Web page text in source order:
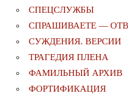
СПЕЦСЛУЖБЫ
СПРАШИВАЕТЕ —
СУЖДЕНИЯ. ВЕРСИИ
ТРАГЕДИЯ ПЛЕНА
ФАМИЛЬНЫЙ АРХИВ
ФОРТИФИКАЦИЯ